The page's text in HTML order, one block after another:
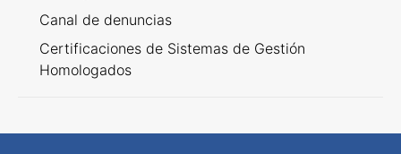
Canal de denuncias
Certificaciones de Sistemas de Gestión
Homologados